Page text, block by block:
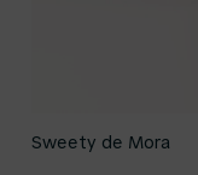
Sweety de Mora